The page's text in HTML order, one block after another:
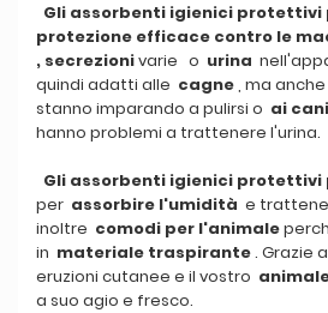
Gli assorbenti igienici protettivi
protezione efficace contro le
, secrezionivarie o urina
quindi adatti alle cagne, ma anche
stanno imparando a pulirsi o ai
hanno problemi a trattenere l'urina.
Gli assorbenti igienici protettivi
per assorbire l'umidità e
inoltre comodi per l'animale
in materiale traspirante. Grazie
eruzioni cutanee e il vostro
a suo agio e fresco.